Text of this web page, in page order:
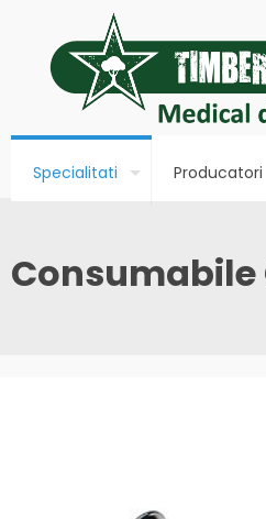
Specialitati Producatori
Consumabile